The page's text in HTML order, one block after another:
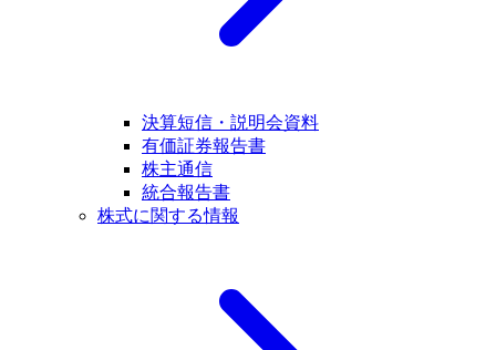
決算短信・説明会資料
有価証券報告書
株主通信
統合報告書
株式に関する情報